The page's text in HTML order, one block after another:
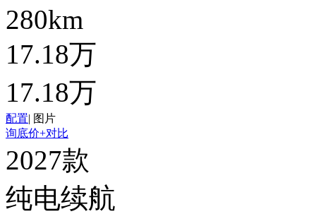
280km
17.18万
17.18万
配置| 图片
询底价+对比
2027款
纯电续航